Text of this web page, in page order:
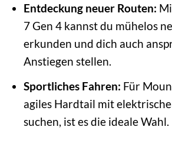
Entdeckung neuer Routen:
7 Gen 4 kannst du mühelos
erkunden und dich auch
Anstiegen stellen.
Sportliches Fahren: Für
agiles Hardtail mit
suchen, ist es die ideale Wahl.